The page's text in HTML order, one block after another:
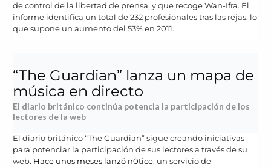
de control de la libertad de prensa, y que recoge Wan-Ifra. El
informe identifica un total de 232 profesionales tras las rejas, lo
que supone un aumento del 53% en 2011.
“The Guardian” lanza un mapa de
música en directo
El diario británico continúa potencia la participación de los
lectores de la web
El diario británico “The Guardian” sigue creando iniciativas
para potenciar la participación de sus lectores a través de su
web. Hace unos meses lanzó n0tice, un servicio de